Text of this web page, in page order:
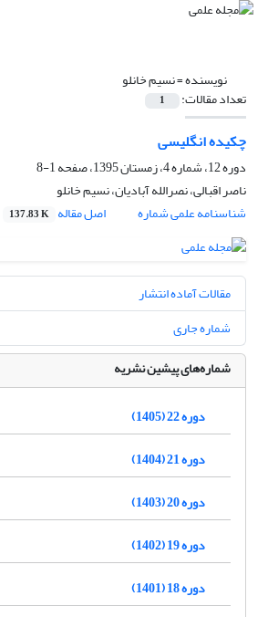
نویسنده =نسیم خانلو
تعداد مقالات: 1
چکیده انگلیسی
دوره 12، شماره 4، زمستان 1395، صفحه
1-8
ناصر اقبالی، نصرالله آبادیان، نسیم خانلو
شناسنامه علمی شماره
اصل مقاله 137.83 K
مقالات آماده انتشار
شماره جاری
شماره‌های پیشین نشریه
دوره 22 (1405)
دوره 21 (1404)
دوره 20 (1403)
دوره 19 (1402)
دوره 18 (1401)